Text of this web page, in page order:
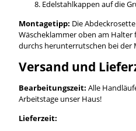
Edelstahlkappen auf die
Montagetipp: Die
Wäscheklammer oben am
durchs herunterrutschen bei der
Versand und
Bearbeitungszeit: Alle
Arbeitstage unser Haus!
Lieferzeit: